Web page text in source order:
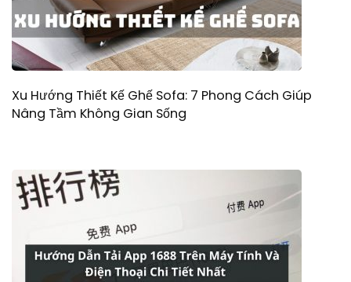
Xu Hướng Thiết Kế Ghế Sofa: 7 Phong Cách Giúp
Nâng Tầm Không Gian Sống